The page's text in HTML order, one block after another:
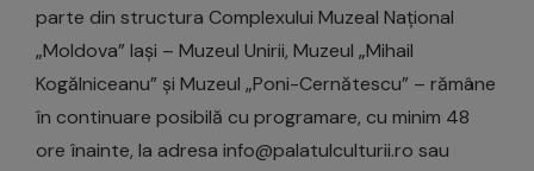
parte din structura Complexului Muzeal Național
„Moldova” Iași – Muzeul Unirii, Muzeul „Mihail
Kogălniceanu” și Muzeul „Poni-Cernătescu” – rămâne
în continuare posibilă cu programare, cu minim 48
ore înainte, la adresa info@palatulculturii.ro sau